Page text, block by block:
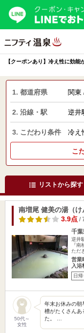
【クーポンあり】冷え性に効
1. 都道府県 関東
2. 沿線・駅 逆井
3. こだわり条件 冷え
こ
リストから探す
南増尾 健美の湯（け
3.9点/
千
逆井
『
ただ
営業
入浴
日帰
50代～
女性
年末お休みの朝
槽がたくさんあ
た。 …